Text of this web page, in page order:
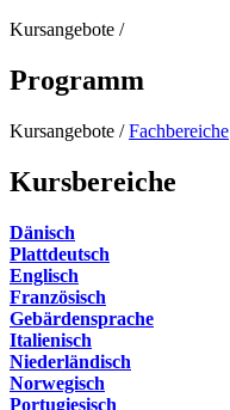
Kursangebote /
Programm
Kursangebote /Fachbereiche
Kursbereiche
Dänisch
Plattdeutsch
Englisch
Französisch
Gebärdensprache
Italienisch
Niederländisch
Norwegisch
Portugiesisch